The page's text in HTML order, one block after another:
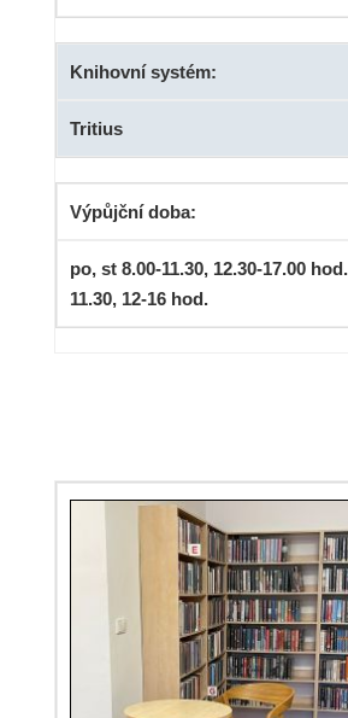
Knihovní systém:
Tritius
Výpůjční doba:
po, st 8.00-11.30, 12.30-17.00
11.30, 12-16 hod.